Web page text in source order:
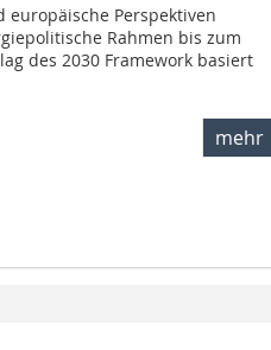
europäische Perspektiven
Rahmen bis zum
des 2030 Framework basiert
mehr